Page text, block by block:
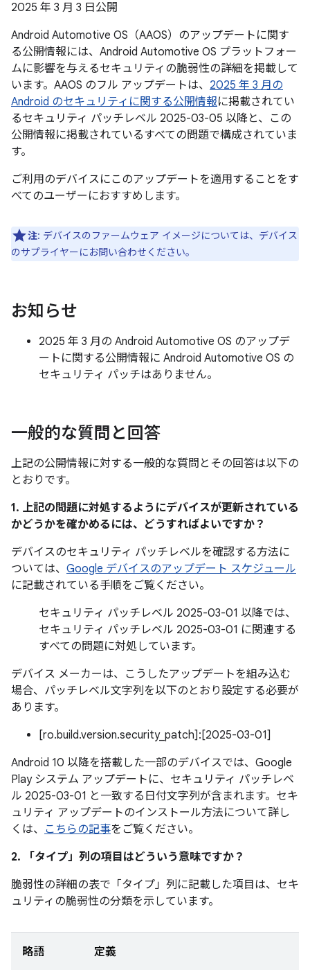
2025 年 3 月 3 日公開
Android Automotive OS（AAOS）のアップデートに関す
る公開情報には、Android Automotive OS プラットフォー
ムに影響を与えるセキュリティの脆弱性の詳細を掲載して
います。AAOS のフル アップデートは、 2025 年 3 月の
Android のセキュリティに関する公開情報に掲載されてい
るセキュリティ パッチレベル 2025-03-05 以降と、この
公開情報に掲載されているすべての問題で構成されていま
す。
ご利用のデバイスにこのアップデートを適用することをす
べてのユーザーにおすすめします。
注: デバイスのファームウェア イメージについては、デバイス
のサプライヤーにお問い合わせください。
お知らせ
2025 年 3 月の Android Automotive OS のアップデ
ートに関する公開情報に Android Automotive OS の
セキュリティ パッチはありません。
一般的な質問と回答
上記の公開情報に対する一般的な質問とその回答は以下の
とおりです。
1. 上記の問題に対処するようにデバイスが更新されている
かどうかを確かめるには、どうすればよいですか？
デバイスのセキュリティ パッチレベルを確認する方法に
ついては、 Google デバイスのアップデート スケジュール
に記載されている手順をご覧ください。
セキュリティ パッチレベル 2025-03-01 以降では、
セキュリティ パッチレベル 2025-03-01 に関連する
すべての問題に対処しています。
デバイス メーカーは、こうしたアップデートを組み込む
場合、パッチレベル文字列を以下のとおり設定する必要が
あります。
[ro.build.version.security_patch]:[2025-03-01]
Android 10 以降を搭載した一部のデバイスでは、Google
Play システム アップデートに、セキュリティ パッチレベ
ル 2025-03-01 と一致する日付文字列が含まれます。セキ
ュリティ アップデートのインストール方法について詳し
くは、 こちらの記事をご覧ください。
2. 「タイプ」 列の項目はどういう意味ですか？
脆弱性の詳細の表で「タイプ」 列に記載した項目は、セキ
ュリティの脆弱性の分類を示しています。
略語 定義